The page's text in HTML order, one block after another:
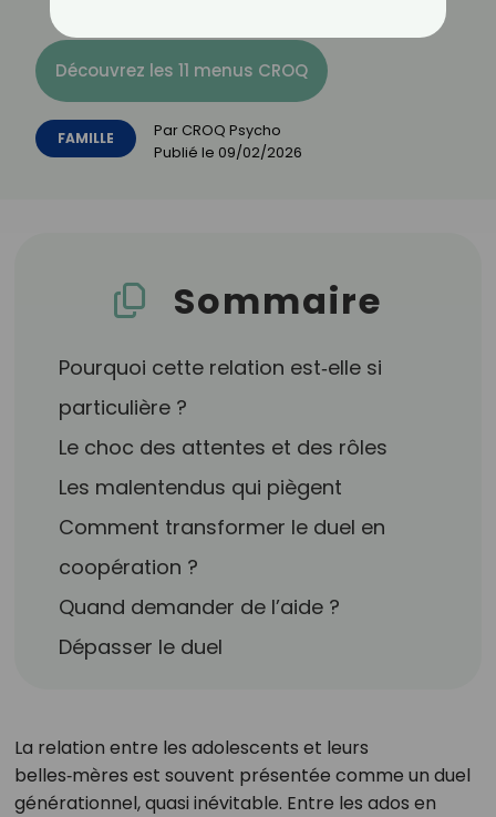
Découvrez les 11 menus CROQ
FAMILLE Par CROQ Psycho
Publié le 09/02/2026
Sommaire
Pourquoi cette relation est‑elle si
particulière ?
Le choc des attentes et des rôles
Les malentendus qui piègent
Comment transformer le duel en
coopération ?
Quand demander de l’aide ?
Dépasser le duel
La relation entre les adolescents et leurs
belles‑mères est souvent présentée comme un duel
générationnel, quasi inévitable. Entre les ados en